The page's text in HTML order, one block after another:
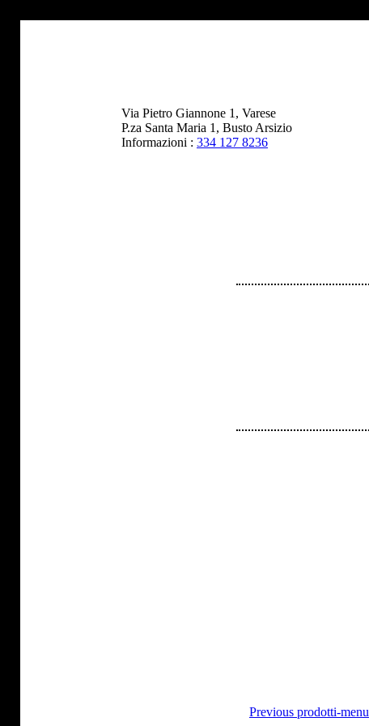
Via Pietro Giannone 1, Varese
P.za Santa Maria 1, Busto Arsizio
Informazioni : 334 127 8236
Previous prodotti-menu